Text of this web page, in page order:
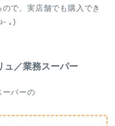
で、実店舗でも購入でき
｡)
ュ／業務スーパー
ーパーの